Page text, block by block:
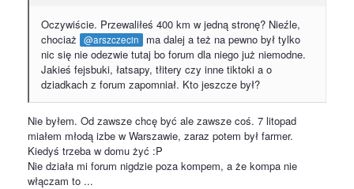
Oczywiście. Przewaliłeś 400 km w jedną stronę? Nieźle,
chociaż
@arszczecin
ma dalej a też na pewno był tylko
nic się nie odezwie tutaj bo forum dla niego już niemodne.
Jakieś fejsbuki, łatsapy, tłitery czy inne tiktoki a o
dziadkach z forum zapomniał. Kto jeszcze był?
Nie byłem. Od zawsze chcę być ale zawsze coś. 7 litopad
miałem młodą izbe w Warszawie, zaraz potem był farmer.
Kiedyś trzeba w domu żyć :P
Nie działa mi forum nigdzie poza kompem, a że kompa nie
włączam to ...